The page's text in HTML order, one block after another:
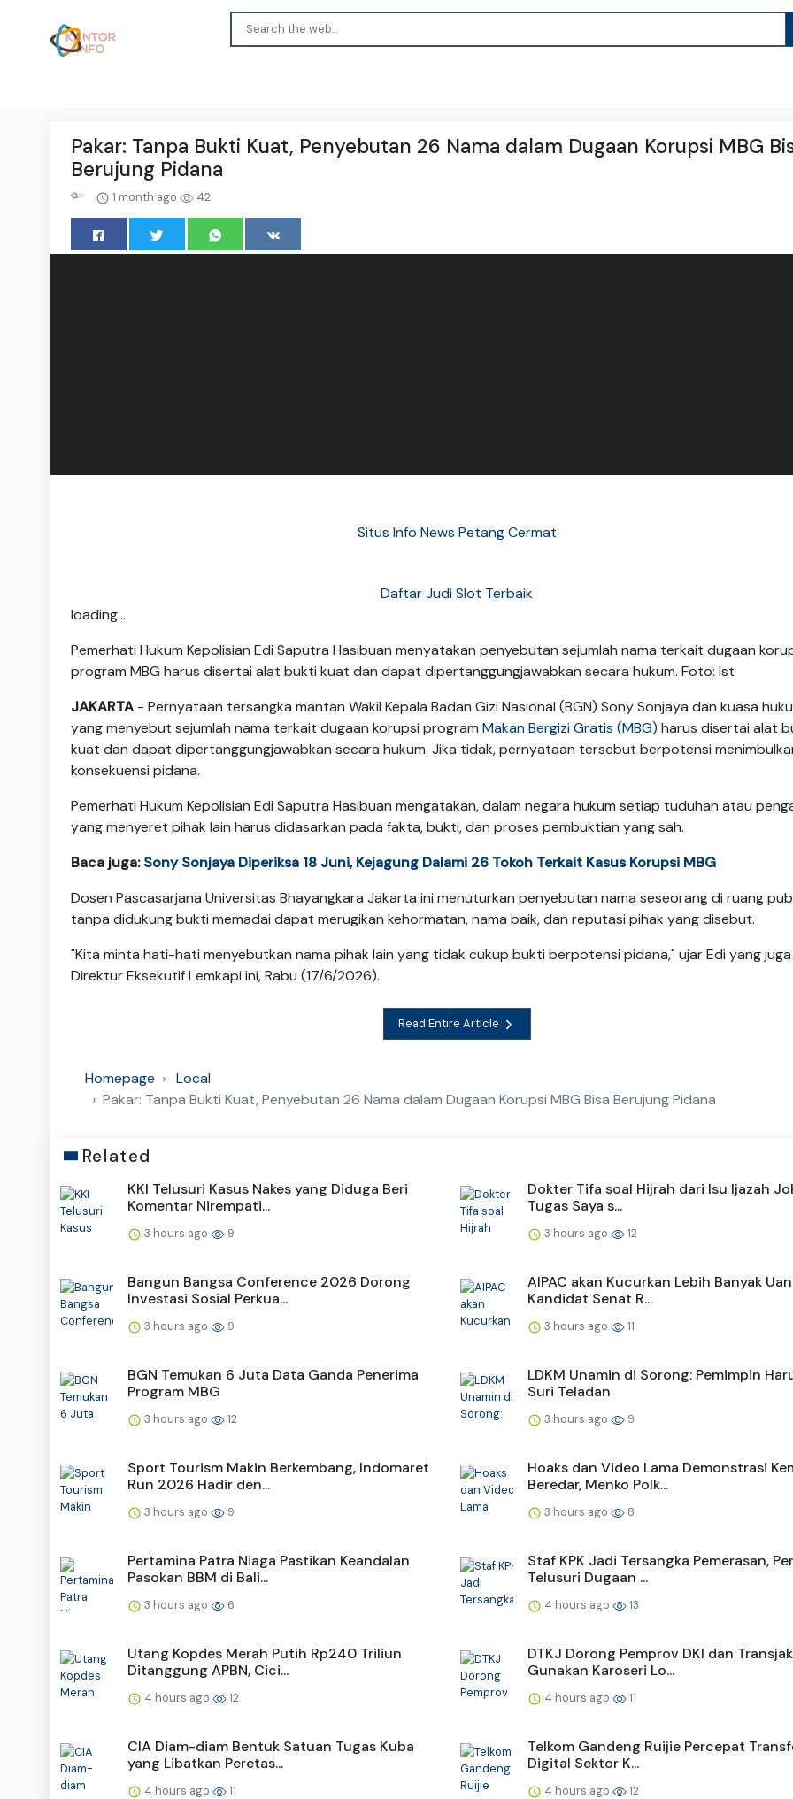
Pakar: Tanpa Bukti Kuat, Penyebutan 26 Nama dalam Dugaan Korupsi MBG
Berujung Pidana
1 month ago 42
Situs Info News Petang Cermat
Daftar Judi Slot Terbaik
loading...
Pemerhati Hukum Kepolisian Edi Saputra Hasibuan menyatakan penyebutan sejumlah nama terkait dugaan
program MBG harus disertai alat bukti kuat dan dapat dipertanggungjawabkan secara hukum. Foto: Ist
JAKARTA - Pernyataan tersangka mantan Wakil Kepala Badan Gizi Nasional (BGN) Sony Sonjaya dan kuasa
yang menyebut sejumlah nama terkait dugaan korupsi program Makan Bergizi Gratis (MBG) harus disertai alat
kuat dan dapat dipertanggungjawabkan secara hukum. Jika tidak, pernyataan tersebut berpotensi
konsekuensi pidana.
Pemerhati Hukum Kepolisian Edi Saputra Hasibuan mengatakan, dalam negara hukum setiap tuduhan atau
yang menyeret pihak lain harus didasarkan pada fakta, bukti, dan proses pembuktian yang sah.
Baca juga:Sony Sonjaya Diperiksa 18 Juni, Kejagung Dalami 26 Tokoh Terkait Kasus Korupsi MBG
Dosen Pascasarjana Universitas Bhayangkara Jakarta ini menuturkan penyebutan nama seseorang di ruang
tanpa didukung bukti memadai dapat merugikan kehormatan, nama baik, dan reputasi pihak yang disebut.
"Kita minta hati-hati menyebutkan nama pihak lain yang tidak cukup bukti berpotensi pidana," ujar Edi yang juga
Direktur Eksekutif Lemkapi ini, Rabu (17/6/2026).
Read Entire Article
Homepage
Local
Pakar: Tanpa Bukti Kuat, Penyebutan 26 Nama dalam Dugaan Korupsi MBG Bisa Berujung Pidana
Related
KKI Telusuri Kasus Nakes yang Diduga Beri
Komentar Nirempati...
3 hours ago 9
Dokter Tifa soal Hijrah dari Isu Ijazah
Tugas Saya s...
3 hours ago 12
Bangun Bangsa Conference 2026 Dorong
Investasi Sosial Perkua...
3 hours ago 9
AIPAC akan Kucurkan Lebih Banyak
Kandidat Senat R...
3 hours ago 11
BGN Temukan 6 Juta Data Ganda Penerima
Program MBG
3 hours ago 12
LDKM Unamin di Sorong: Pemimpin
Suri Teladan
3 hours ago 9
Sport Tourism Makin Berkembang, Indomaret
Run 2026 Hadir den...
3 hours ago 9
Hoaks dan Video Lama Demonstrasi
Beredar, Menko Polk...
3 hours ago 8
Pertamina Patra Niaga Pastikan Keandalan
Pasokan BBM di Bali...
3 hours ago 6
Staf KPK Jadi Tersangka Pemerasan,
Telusuri Dugaan ...
4 hours ago 13
Utang Kopdes Merah Putih Rp240 Triliun
Ditanggung APBN, Cici...
4 hours ago 12
DTKJ Dorong Pemprov DKI dan
Gunakan Karoseri Lo...
4 hours ago 11
CIA Diam-diam Bentuk Satuan Tugas Kuba
yang Libatkan Peretas...
4 hours ago 11
Telkom Gandeng Ruijie Percepat
Digital Sektor K...
4 hours ago 12